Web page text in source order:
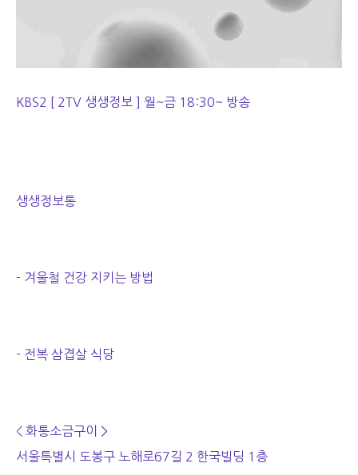
KBS2 [ 2TV 생생정보 ] 월~금 18:30~ 방송
생생정보통
- 겨울철 건강 지키는 방법
- 전복 삼겹살 식당
< 화통소금구이 >
서울특별시 도봉구 노해로67길 2 한국빌딩 1층